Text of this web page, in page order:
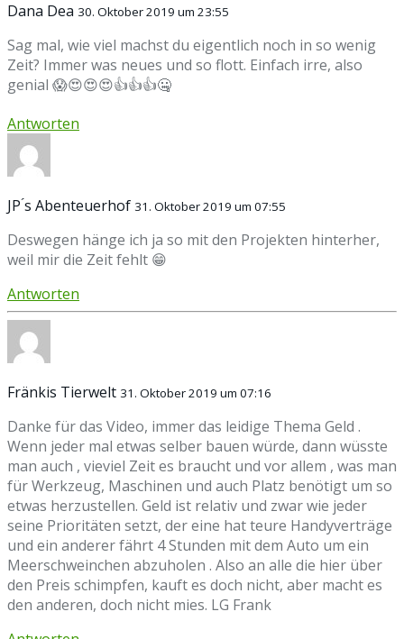
Dana Dea 30. Oktober 2019 um 23:55
Sag mal, wie viel machst du eigentlich noch in so wenig
Zeit? Immer was neues und so flott. Einfach irre, also
genial 😱😍😍😍👍👍👍🤐
Antworten
JP ́s Abenteuerhof 31. Oktober 2019 um 07:55
Deswegen hänge ich ja so mit den Projekten hinterher,
weil mir die Zeit fehlt 😁
Antworten
Fränkis Tierwelt 31. Oktober 2019 um 07:16
Danke für das Video, immer das leidige Thema Geld .
Wenn jeder mal etwas selber bauen würde, dann wüsste
man auch , vieviel Zeit es braucht und vor allem , was man
für Werkzeug, Maschinen und auch Platz benötigt um so
etwas herzustellen. Geld ist relativ und zwar wie jeder
seine Prioritäten setzt, der eine hat teure Handyverträge
und ein anderer fährt 4 Stunden mit dem Auto um ein
Meerschweinchen abzuholen . Also an alle die hier über
den Preis schimpfen, kauft es doch nicht, aber macht es
den anderen, doch nicht mies. LG Frank